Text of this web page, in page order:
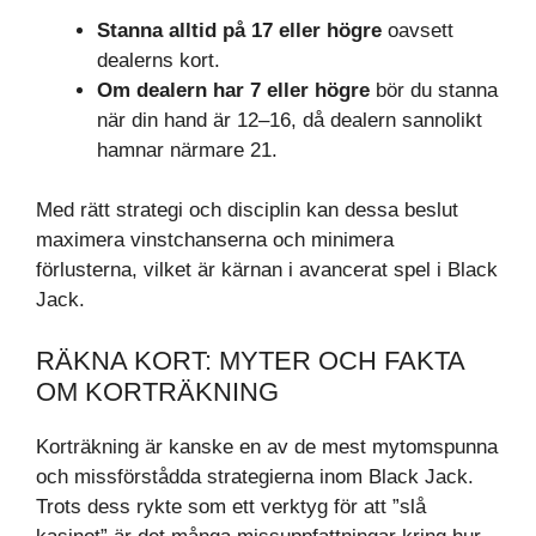
Stanna alltid på 17 eller högre oavsett
dealerns kort.
Om dealern har 7 eller högre bör du stanna
när din hand är 12–16, då dealern sannolikt
hamnar närmare 21.
Med rätt strategi och disciplin kan dessa beslut
maximera vinstchanserna och minimera
förlusterna, vilket är kärnan i avancerat spel i Black
Jack.
RÄKNA KORT: MYTER OCH FAKTA
OM KORTRÄKNING
Korträkning är kanske en av de mest mytomspunna
och missförstådda strategierna inom Black Jack.
Trots dess rykte som ett verktyg för att ”slå